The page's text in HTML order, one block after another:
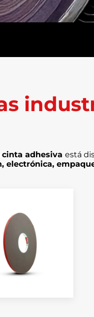
cinta adhesiva está
electrónica,